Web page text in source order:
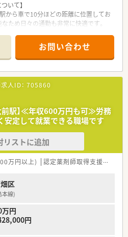
いて】
から車で10分ほどの距離に位置してお
ため日々の通勤も非常に快適です。
定して受け付けている店舗です。
事務スタッフが在籍しており、少人数
って迅速な調剤業務を行っています。
ストアと調剤薬局を100店舗以上展
超える地域密着型の安定企業です。
門の分業が徹底されており、薬剤師はレ
ることなく専門業務に集中できます。
ト500に5年連続で認定されており、
守を何よりも大切にしている法人で
が切磋琢磨しながら働いている環境で
7％と極めて低く、勤続10年以上のベテ
ているため、定着率は抜群といえます。
％を誇っており、小学校1年生修了時
、子育て世代にも理解がある職場です。
お問い合わせ
人ID： 705860
前駅】≪年収600万円も可≫労務
安定して就業できる職場です
リストに追加
万円以上) 認定薬剤師取得支援あり
区
本線)
円
円